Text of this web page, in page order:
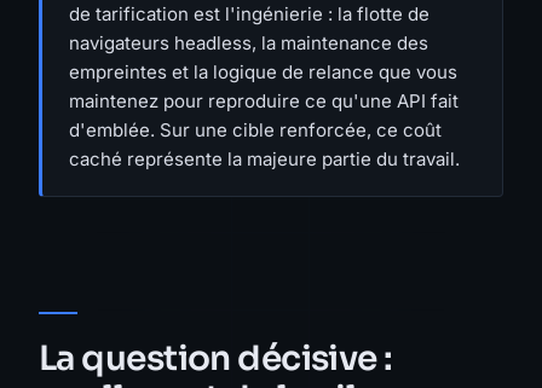
de tarification est l'ingénierie : la flotte de
navigateurs headless, la maintenance des
empreintes et la logique de relance que vous
maintenez pour reproduire ce qu'une API fait
d'emblée. Sur une cible renforcée, ce coût
caché représente la majeure partie du travail.
La question décisive :